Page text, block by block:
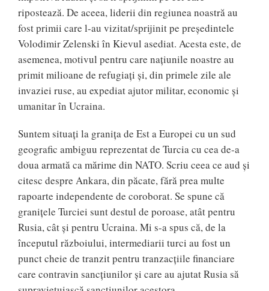
ripostează. De aceea, liderii din regiunea noastră au
fost primii care l-au vizitat/sprijinit pe președintele
Volodimir Zelenski în Kievul asediat. Acesta este, de
asemenea, motivul pentru care națiunile noastre au
primit milioane de refugiați și, din primele zile ale
invaziei ruse, au expediat ajutor militar, economic și
umanitar în Ucraina.
Suntem situați la granița de Est a Europei cu un sud
geografic ambiguu reprezentat de Turcia cu cea de-a
doua armată ca mărime din NATO. Scriu ceea ce aud și
citesc despre Ankara, din păcate, fără prea multe
rapoarte independente de coroborat. Se spune că
granițele Turciei sunt destul de poroase, atât pentru
Rusia, cât și pentru Ucraina. Mi s-a spus că, de la
începutul războiului, intermediarii turci au fost un
punct cheie de tranzit pentru tranzacțiile financiare
care contravin sancțiunilor și care au ajutat Rusia să